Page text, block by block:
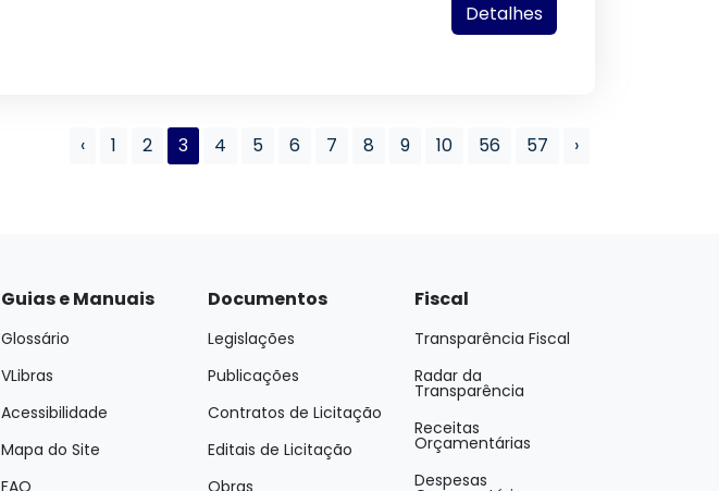
Detalhes
‹ 1 2 3 4 5 6 7 8 9 10 56 57 ›
Guias e Manuais
Glossário
VLibras
Acessibilidade
Mapa do Site
FAQ
Documentos
Legislações
Publicações
Contratos de Licitação
Editais de Licitação
Obras
Fiscal
Transparência Fiscal
Radar da
Transparência
Receitas
Orçamentárias
Despesas